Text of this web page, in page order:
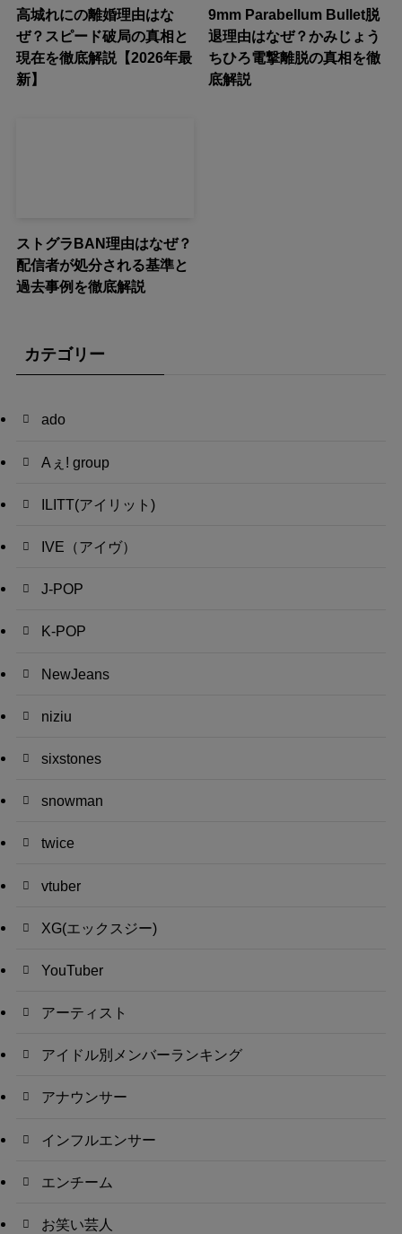
高城れにの離婚理由はな
ぜ？スピード破局の真相と
現在を徹底解説【2026年最
新】
9mm Parabellum Bullet脱
退理由はなぜ？かみじょう
ちひろ電撃離脱の真相を徹
底解説
ストグラBAN理由はなぜ？
配信者が処分される基準と
過去事例を徹底解説
カテゴリー
ado
Aぇ! group
ILITT(アイリット)
IVE（アイヴ）
J-POP
K-POP
NewJeans
niziu
sixstones
snowman
twice
vtuber
XG(エックスジー)
YouTuber
アーティスト
アイドル別メンバーランキング
アナウンサー
インフルエンサー
エンチーム
お笑い芸人